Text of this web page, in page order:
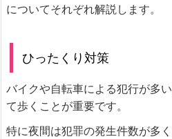
についてそれぞれ解説します。
ひったくり対策
バイクや自転車による犯行が多
て歩くことが重要です。
特に夜間は犯罪の発生件数が多く